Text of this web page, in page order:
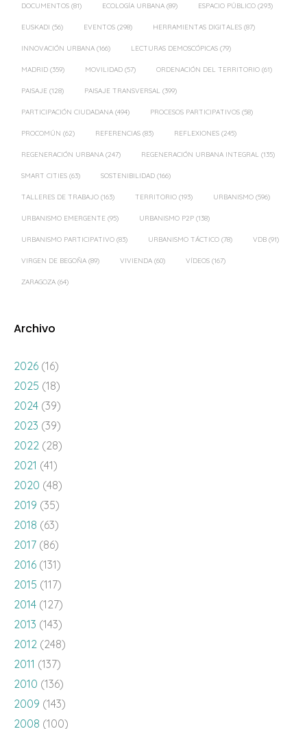
DOCUMENTOS (81) ECOLOGÍA URBANA (89) ESPACIO PÚBLICO (293)
EUSKADI (56) EVENTOS (298) HERRAMIENTAS DIGITALES (87)
INNOVACIÓN URBANA (166) LECTURAS DEMOSCÓPICAS (79)
MADRID (359) MOVILIDAD (57) ORDENACIÓN DEL TERRITORIO (61)
PAISAJE (128) PAISAJE TRANSVERSAL (399)
PARTICIPACIÓN CIUDADANA (494) PROCESOS PARTICIPATIVOS (58)
PROCOMÚN (62) REFERENCIAS (83) REFLEXIONES (245)
REGENERACIÓN URBANA (247) REGENERACIÓN URBANA INTEGRAL (135)
SMART CITIES (63) SOSTENIBILIDAD (166)
TALLERES DE TRABAJO (163) TERRITORIO (193) URBANISMO (596)
URBANISMO EMERGENTE (95) URBANISMO P2P (138)
URBANISMO PARTICIPATIVO (83) URBANISMO TÁCTICO (78) VDB (91)
VIRGEN DE BEGOÑA (89) VIVIENDA (60) VÍDEOS (167)
ZARAGOZA (64)
Archivo
2026 (16)
2025 (18)
2024 (39)
2023 (39)
2022 (28)
2021 (41)
2020 (48)
2019 (35)
2018 (63)
2017 (86)
2016 (131)
2015 (117)
2014 (127)
2013 (143)
2012 (248)
2011 (137)
2010 (136)
2009 (143)
2008 (100)